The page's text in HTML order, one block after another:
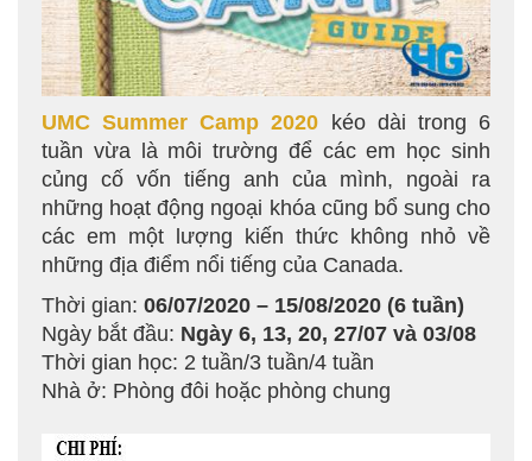
UMC Summer Camp 2020 kéo dài trong 6
tuần vừa là môi trường để các em học sinh
củng cố vốn tiếng anh của mình, ngoài ra
những hoạt động ngoại khóa cũng bổ sung cho
các em một lượng kiến thức không nhỏ về
những địa điểm nổi tiếng của Canada.
Thời gian: 06/07/2020 – 15/08/2020 (6 tuần)
Ngày bắt đầu: Ngày 6, 13, 20, 27/07 và 03/08
Thời gian học: 2 tuần/3 tuần/4 tuần
Nhà ở: Phòng đôi hoặc phòng chung